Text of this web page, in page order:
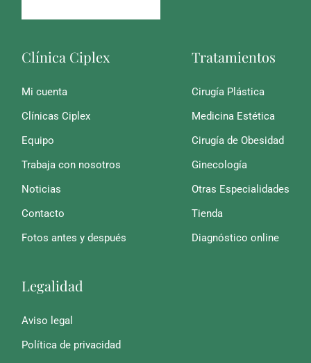
Clínica Ciplex
Mi cuenta
Clínicas Ciplex
Equipo
Trabaja con nosotros
Noticias
Contacto
Fotos antes y después
Tratamientos
Cirugía Plástica
Medicina Estética
Cirugía de Obesidad
Ginecología
Otras Especialidades
Tienda
Diagnóstico online
Legalidad
Aviso legal
Política de privacidad